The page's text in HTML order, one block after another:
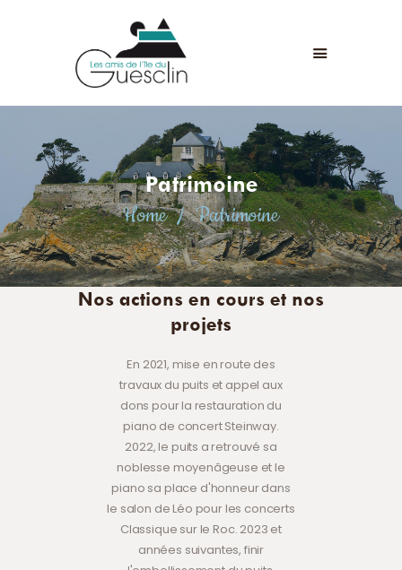
Patrimoine
Home
Patrimoine
LES AMIS DE L'ÎLE DU GUESCLIN
LE FORT ET L’ÎLE
ASSOCIATION
ADHÉSION
ANIMATIONS
ACTUALITÉS
CONTACT
Nos actions en cours et nos
projets
En 2021, mise en route des
travaux du puits et appel aux
dons pour la restauration du
piano de concert Steinway.
2022, le puits a retrouvé sa
noblesse moyenâgeuse et le
piano sa place d'honneur dans
le salon de Léo pour les concerts
Classique sur le Roc. 2023 et
années suivantes, finir